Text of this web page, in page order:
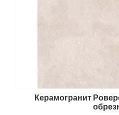
Керамогранит